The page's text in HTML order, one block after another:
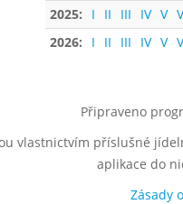
2025:
I II III IV V
2026:
I II III IV V
Připraveno
vlastnictvím příslušné
aplikace do
Zásady